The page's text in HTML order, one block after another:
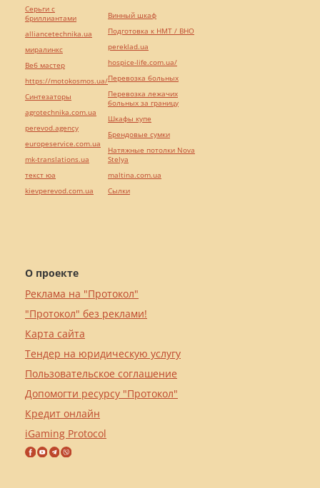
О проекте
Реклама на "Протокол"
"Протокол" без реклами!
Карта сайта
Тендер на юридическую услугу
Пользовательское соглашение
Допомогти ресурсу "Протокол"
Кредит онлайн
iGaming Protocol
Серьги с
бриллиантами
alliancetechnika.ua
миралинкс
Веб мастер
https://motokosmos.ua/
Синтезаторы
agrotechnika.com.ua
perevod.agency
europeservice.com.ua
mk-translations.ua
текст юа
kievperevod.com.ua
Винный шкаф
Подготовка к НМТ / ВНО
pereklad.ua
hospice-life.com.ua/
Перевозка больных
Перевозка лежачих
больных за границу
Шкафы купе
Брендовые сумки
Натяжные потолки Nova
Stelya
maltina.com.ua
Cылки